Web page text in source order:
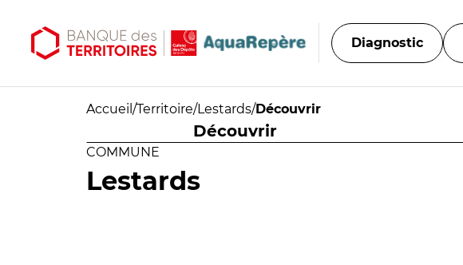
Diagnostic
Accueil /Territoire/Lestards/Découvrir
Découvrir
COMMUNE
Lestards